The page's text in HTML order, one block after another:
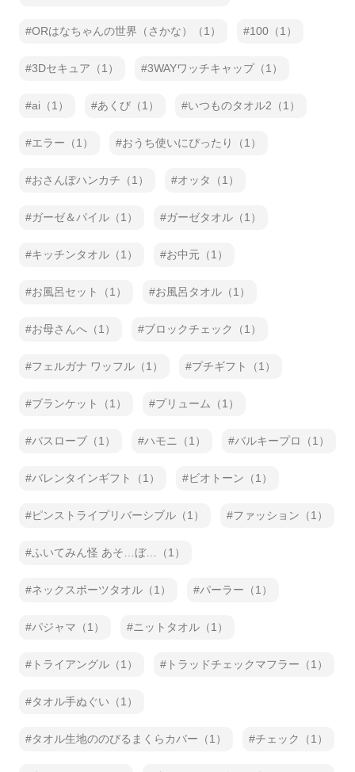
ORはなちゃんの世界（さかな）（1） 100（1）
3Dセキュア（1） 3WAYワッチキャップ（1）
ai（1） あくび（1） いつものタオル2（1）
エラー（1） おうち使いにぴったり（1）
おさんぽハンカチ（1） オッタ（1）
ガーゼ＆パイル（1） ガーゼタオル（1）
キッチンタオル（1） お中元（1）
お風呂セット（1） お風呂タオル（1）
お母さんへ（1） ブロックチェック（1）
フェルガナ ワッフル（1） プチギフト（1）
ブランケット（1） プリューム（1）
バスローブ（1） ハモニ（1） バルキープロ（1）
バレンタインギフト（1） ビオトーン（1）
ピンストライプリバーシブル（1） ファッション（1）
ふいてみん怪 あそ…ぼ…（1）
ネックスポーツタオル（1） パーラー（1）
パジャマ（1） ニットタオル（1）
トライアングル（1） トラッドチェックマフラー（1）
タオル手ぬぐい（1）
タオル生地ののびるまくらカバー（1） チェック（1）